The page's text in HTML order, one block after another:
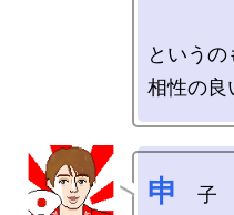
という
申
子